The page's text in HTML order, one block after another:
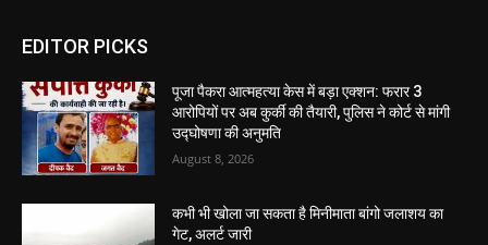
EDITOR PICKS
पूजा पैकरा आत्महत्या केस में बड़ा एक्शन: फरार 3
आरोपियों पर अब कुर्की की तैयारी, पुलिस ने कोर्ट से मांगी
उद्घोषणा की अनुमति
August 8, 2026
कभी भी खोला जा सकता है मिनीमाता बांगो जलाशय का
गेट, अलर्ट जारी